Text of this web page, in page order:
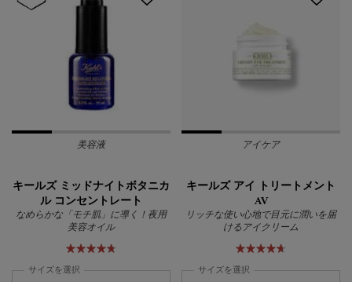
美容液
キールズ ミッドナイトボタニカ
ル コンセントレート
なめらかな「モチ肌」に導く！夜用
美容オイル
サイズを選択
アイケア
キールズ アイ トリートメント
AV
リッチな使い心地で目元に潤いを届
けるアイクリーム
サイズを選択